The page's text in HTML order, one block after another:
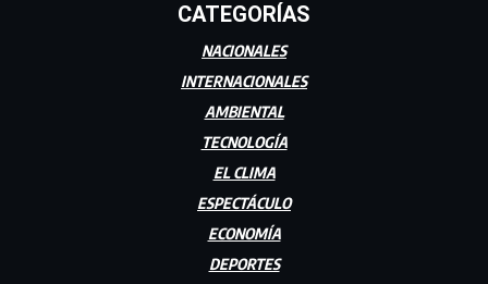
CATEGORÍAS
NACIONALES
INTERNACIONALES
AMBIENTAL
TECNOLOGÍA
EL CLIMA
ESPECTÁCULO
ECONOMÍA
DEPORTES